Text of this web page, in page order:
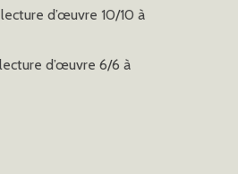
d’œuvre 10/10 à
d’œuvre 6/6 à